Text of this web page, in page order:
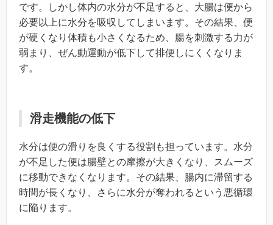
です。しかし体内の水分が不足すると、大腸は便から
必要以上に水分を吸収してしまいます。その結果、便
が硬くなり体積も小さくなるため、腸を刺激する力が
弱まり、ぜん動運動が低下して排便しにくくなりま
す。
滑走機能の低下
水分は便の滑りを良くする役割も担っています。水分
が不足した便は腸壁との摩擦が大きくなり、スムーズ
に移動できなくなります。その結果、腸内に滞留する
時間が長くなり、さらに水分が奪われるという悪循環
に陥ります。